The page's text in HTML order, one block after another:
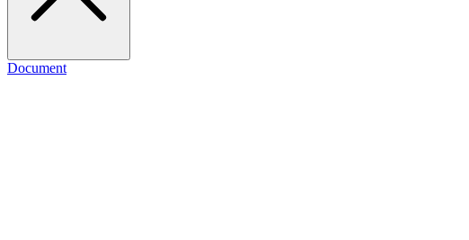
Document